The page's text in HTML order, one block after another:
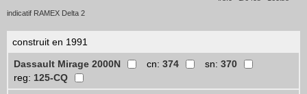
indicatif RAMEX Delta 2
construit en 1991
Dassault Mirage 2000N
cn: 374 sn: 370
reg: 125-CQ